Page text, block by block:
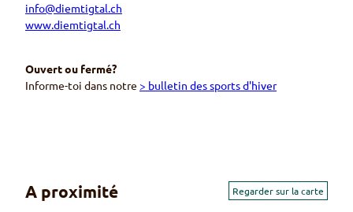
info@diemtigtal.ch
www.diemtigtal.ch
Ouvert ou fermé?
Informe-toi dans notre > bulletin des sports d'hiver
A proximité Regarder sur la carte